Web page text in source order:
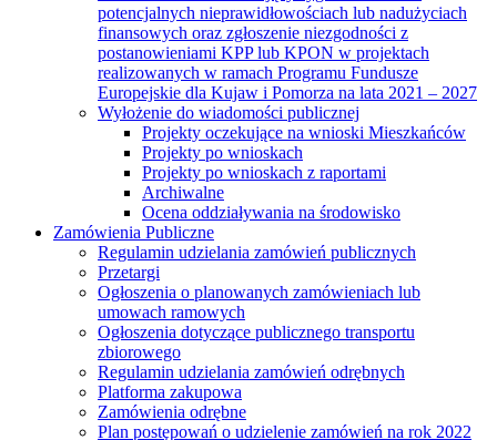
potencjalnych nieprawidłowościach lub nadużyciach
finansowych oraz zgłoszenie niezgodności z
postanowieniami KPP lub KPON w projektach
realizowanych w ramach Programu Fundusze
Europejskie dla Kujaw i Pomorza na lata 2021 – 2027
Wyłożenie do wiadomości publicznej
Projekty oczekujące na wnioski Mieszkańców
Projekty po wnioskach
Projekty po wnioskach z raportami
Archiwalne
Ocena oddziaływania na środowisko
Zamówienia Publiczne
Regulamin udzielania zamówień publicznych
Przetargi
Ogłoszenia o planowanych zamówieniach lub
umowach ramowych
Ogłoszenia dotyczące publicznego transportu
zbiorowego
Regulamin udzielania zamówień odrębnych
Platforma zakupowa
Zamówienia odrębne
Plan postępowań o udzielenie zamówień na rok 2022